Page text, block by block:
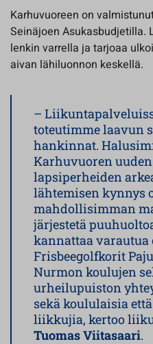
Karhuvuoreen on
Seinäjoen Asukasbudjetilla.
lenkin varrella ja tarjoaa
aivan lähiluonnon keskellä.
–
toteutimme laavun
hankinnat.
Karhuvuoren
lapsiperheiden
lähtemisen kynnys
mahdollisimman
järjestetä
kannattaa
Frisbeegolfkorit
Nurmon koulujen
urheilupuiston
sekä koululaisia
liikkujia, kertoo
Tuomas Viitasaari.